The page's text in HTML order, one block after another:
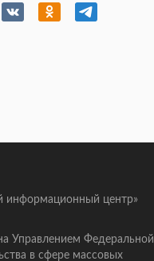
центр»
Управлением Федеральной
в сфере массовых